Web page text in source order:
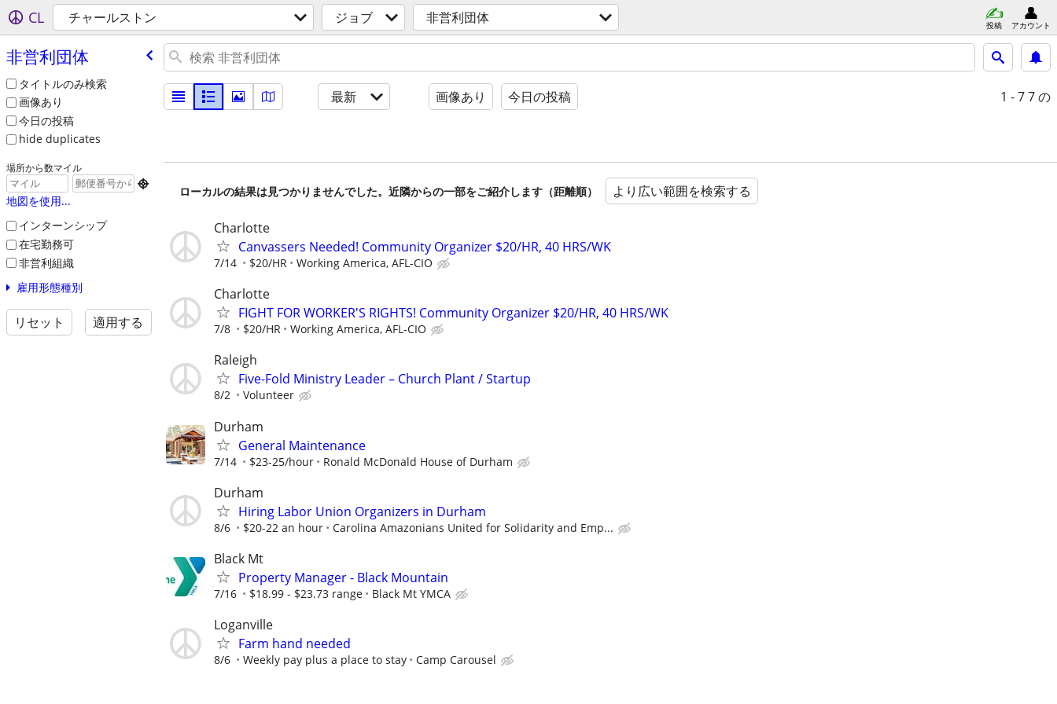
CL チャールストン ジョブ 非営利団体 投稿 アカウント
非営利団体
タイトルのみ検索
画像あり
今日の投稿
hide duplicates
場所から数マイル

地図を使用...
インターンシップ
在宅勤務可
非営利組織
雇用形態種別
リセット 適用する
最新 画像あり 今日の投稿 1 - 77 の
ローカルの結果は見つかりませんでした。近隣からの一部をご紹介します（距離順） より広い範囲を検索する
Charlotte
Canvassers Needed! Community Organizer $20/HR, 40 HRS/WK
7/14 $20/HR Working America, AFL-CIO
Charlotte
FIGHT FOR WORKER'S RIGHTS! Community Organizer $20/HR, 40 HRS/WK
7/8 $20/HR Working America, AFL-CIO
Raleigh
Five-Fold Ministry Leader – Church Plant / Startup
8/2 Volunteer
Durham
General Maintenance
7/14 $23-25/hour Ronald McDonald House of Durham
Durham
Hiring Labor Union Organizers in Durham
8/6 $20-22 an hour Carolina Amazonians United for Solidarity and Emp...
Black Mt
Property Manager - Black Mountain
7/16 $18.99 - $23.73 range Black Mt YMCA
Loganville
Farm hand needed
8/6 Weekly pay plus a place to stay Camp Carousel